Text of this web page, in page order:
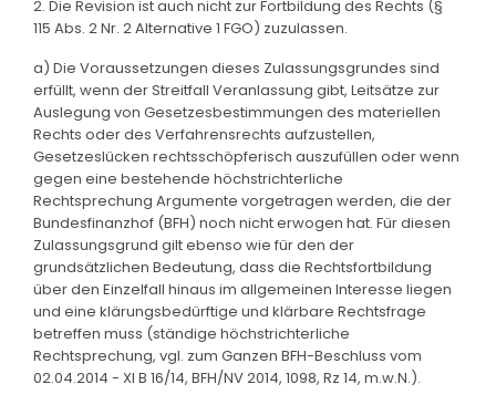
2. Die Revision ist auch nicht zur Fortbildung des Rechts (§
115 Abs. 2 Nr. 2 Alternative 1 FGO) zuzulassen.
a) Die Voraussetzungen dieses Zulassungsgrundes sind
erfüllt, wenn der Streitfall Veranlassung gibt, Leitsätze zur
Auslegung von Gesetzesbestimmungen des materiellen
Rechts oder des Verfahrensrechts aufzustellen,
Gesetzeslücken rechtsschöpferisch auszufüllen oder wenn
gegen eine bestehende höchstrichterliche
Rechtsprechung Argumente vorgetragen werden, die der
Bundesfinanzhof (BFH) noch nicht erwogen hat. Für diesen
Zulassungsgrund gilt ebenso wie für den der
grundsätzlichen Bedeutung, dass die Rechtsfortbildung
über den Einzelfall hinaus im allgemeinen Interesse liegen
und eine klärungsbedürftige und klärbare Rechtsfrage
betreffen muss (ständige höchstrichterliche
Rechtsprechung, vgl. zum Ganzen BFH-Beschluss vom
02.04.2014 - XI B 16/14, BFH/NV 2014, 1098, Rz 14, m.w.N.).